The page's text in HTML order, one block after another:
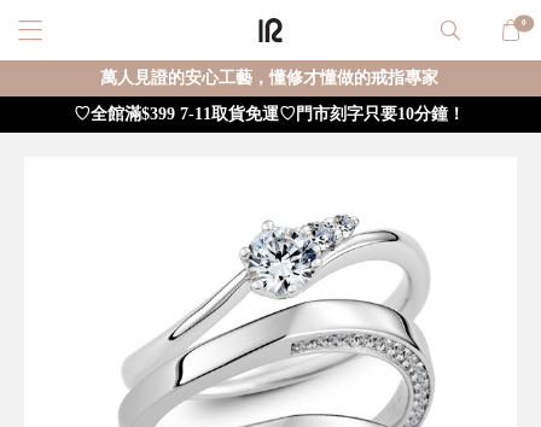
0
萬人見證的安心工藝，懂修才懂做的戒指專家
♡全館滿$399 7-11取貨免運♡門市刻字只要10分鐘！